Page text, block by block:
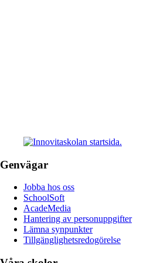
Genvägar
Jobba hos oss
SchoolSoft
AcadeMedia
Hantering av personuppgifter
Lämna synpunkter
Tillgänglighetsredogörelse